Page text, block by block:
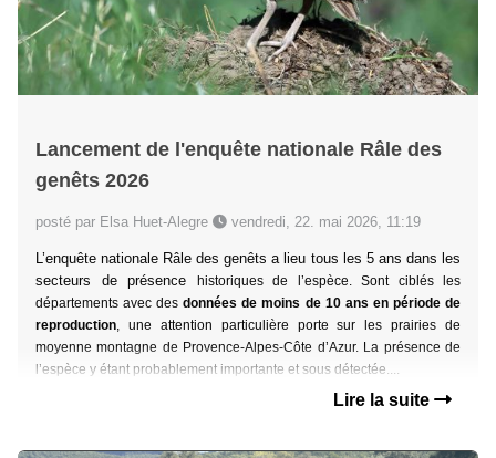
Lancement de l'enquête nationale Râle des
genêts 2026
posté par Elsa Huet-Alegre vendredi, 22. mai 2026, 11:19
L’enquête nationale Râle des genêts a lieu tous les 5 ans dans les
secteurs de présence
historiques de l’espèce. Sont ciblés les
départements avec desdonnées de moins de 10 ans en période de
reproduction, une attention particulière porte sur les prairies de
moyenne montagne de Provence-Alpes-Côte d’Azur. La présence de
l’espèce y étant probablement importante et sous détectée....
Lire la suite